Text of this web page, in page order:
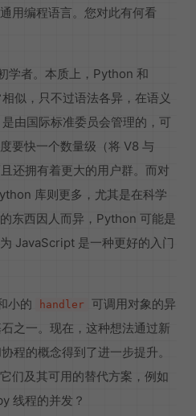
用编程语言。您对此有何看
学者。本质上，Python 和
似，只不过语法各异，在语义
由国际标准委员会管理的，可
要快一个数量级（将 V8 与
还拥有着更大的用户群。而对
库则更多，尤其是在科学
东西因人而异，Python 可能是
JavaScript 是一种更好的入门
小的 handler 可调用对象的异
之一。现在，这种想法通过新
程的概念得到了进一步提升。
们及其可用的替代方案，例如
线程的并发？